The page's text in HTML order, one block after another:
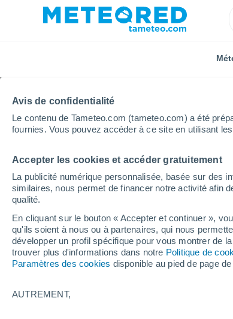
Avis de confidentialité
Le contenu de Tameteo.com (tameteo.com) a été
fournies. Vous pouvez accéder à ce site en utilisant
Accepter les cookies et accéder gratuitement
La publicité numérique personnalisée, basée sur des
similaires, nous permet de financer notre activité afin
qualité.
En cliquant sur le bouton « Accepter et continuer »,
qu'ils soient à nous ou à partenaires, qui nous
développer un profil spécifique pour vous montrer de
trouver plus d'informations dans notre Politique de
Paramètres des cookies disponible au pied de page
AUTREMENT,
Accueil Arménie Région de Syunik
Météo pour la
Aujourd´hui, 7 août Toute la journée
Gorayk